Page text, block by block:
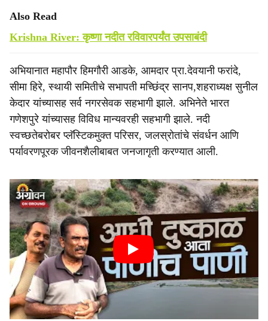
Also Read
Krishna River: कृष्णा नदीत रविवारपर्यंत उपसाबंदी
अभियानात महापौर हिमगौरी आडके, आमदार प्रा.देवयानी फरांदे,
सीमा हिरे, स्थायी समितीचे सभापती मच्छिंद्र सानप,शहराध्यक्ष सुनील
केदार यांच्यासह सर्व नगरसेवक सहभागी झाले. अभिनेते भारत
गणेशपुरे यांच्यासह विविध मान्यवरही सहभागी झाले. नदी
स्वच्छतेबरोबर प्लॅस्टिकमुक्त परिसर, जलस्रोतांचे संवर्धन आणि
पर्यावरणपूरक जीवनशैलीबाबत जनजागृती करण्यात आली.